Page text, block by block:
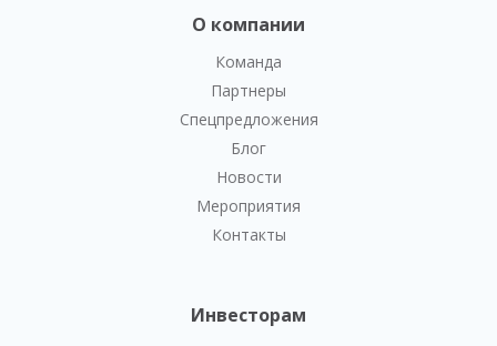
О компании
Команда
Партнеры
Спецпредложения
Блог
Новости
Мероприятия
Контакты
Инвесторам